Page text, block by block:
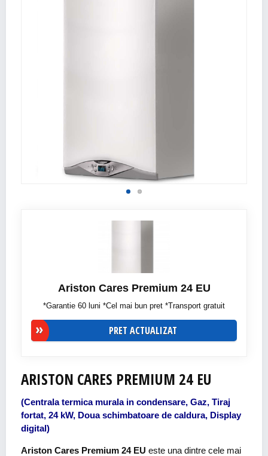
Ariston Cares Premium 24 EU
*Garantie 60 luni *Cel mai bun pret *Transport gratuit
PRET ACTUALIZAT
ARISTON CARES PREMIUM 24 EU
(Centrala termica murala in condensare, Gaz, Tiraj
fortat, 24 kW, Doua schimbatoare de caldura, Display
digital)
Ariston Cares Premium 24 EU este una dintre cele mai